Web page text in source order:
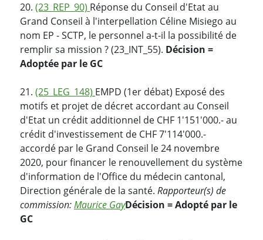
20. (23_REP_90) Réponse du Conseil d'Etat au
Grand Conseil à l'interpellation Céline Misiego au
nom EP - SCTP, le personnel a-t-il la possibilité de
remplir sa mission ? (23_INT_55). Décision =
Adoptée par le GC
21. (25_LEG_148) EMPD (1er débat) Exposé des
motifs et projet de décret accordant au Conseil
d'Etat un crédit additionnel de CHF 1'151'000.- au
crédit d'investissement de CHF 7'114'000.-
accordé par le Grand Conseil le 24 novembre
2020, pour financer le renouvellement du système
d'information de l'Office du médecin cantonal,
Direction générale de la santé. Rapporteur(s) de
commission:Maurice GayDécision = Adopté par le
GC